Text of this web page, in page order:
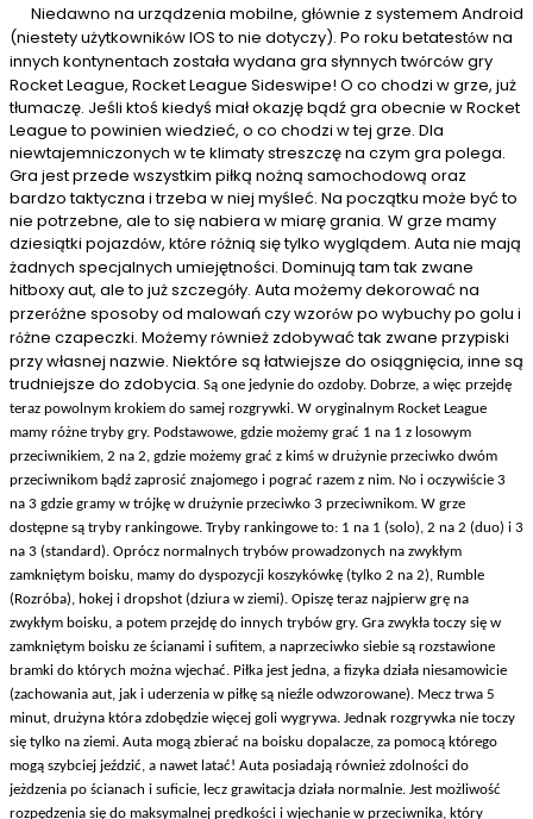
Niedawno na urządzenia mobilne, głównie z systemem Android
(niestety użytkowników IOS to nie dotyczy). Po roku betatestów na
innych kontynentach została wydana gra słynnych twórców gry
Rocket League, Rocket League Sideswipe! O co chodzi w grze, już
tłumaczę. Jeśli ktoś kiedyś miał okazję bądź gra obecnie w Rocket
League to powinien wiedzieć, o co chodzi w tej grze. Dla
niewtajemniczonych w te klimaty streszczę na czym gra polega.
Gra jest przede wszystkim piłką nożną samochodową oraz
bardzo taktyczna i trzeba w niej myśleć. Na początku może być to
nie potrzebne, ale to się nabiera w miarę grania. W grze mamy
dziesiątki pojazdów, które różnią się tylko wyglądem. Auta nie mają
żadnych specjalnych umiejętności. Dominują tam tak zwane
hitboxy aut, ale to już szczegóły. Auta możemy dekorować na
przeróżne sposoby od malowań czy wzorów po wybuchy po golu i
różne czapeczki. Możemy również zdobywać tak zwane przypiski
przy własnej nazwie. Niektóre są łatwiejsze do osiągnięcia, inne są
trudniejsze do zdobycia. Są one jedynie do ozdoby. Dobrze, a więc przejdę
teraz powolnym krokiem do samej rozgrywki. W oryginalnym Rocket League
mamy różne tryby gry. Podstawowe, gdzie możemy grać 1 na 1 z losowym
przeciwnikiem, 2 na 2, gdzie możemy grać z kimś w drużynie przeciwko dwóm
przeciwnikom bądź zaprosić znajomego i pograć razem z nim. No i oczywiście 3
na 3 gdzie gramy w trójkę w drużynie przeciwko 3 przeciwnikom. W grze
dostępne są tryby rankingowe. Tryby rankingowe to: 1 na 1 (solo), 2 na 2 (duo) i 3
na 3 (standard). Oprócz normalnych trybów prowadzonych na zwykłym
zamkniętym boisku, mamy do dyspozycji koszykówkę (tylko 2 na 2), Rumble
(Rozróba), hokej i dropshot (dziura w ziemi). Opiszę teraz najpierw grę na
zwykłym boisku, a potem przejdę do innych trybów gry. Gra zwykła toczy się w
zamkniętym boisku ze ścianami i sufitem, a naprzeciwko siebie są rozstawione
bramki do których można wjechać. Piłka jest jedna, a fizyka działa niesamowicie
(zachowania aut, jak i uderzenia w piłkę są nieźle odwzorowane). Mecz trwa 5
minut, drużyna która zdobędzie więcej goli wygrywa. Jednak rozgrywka nie toczy
się tylko na ziemi. Auta mogą zbierać na boisku dopalacze, za pomocą którego
mogą szybciej jeździć, a nawet latać! Auta posiadają również zdolności do
jeżdzenia po ścianach i suficie, lecz grawitacja działa normalnie. Jest możliwość
rozpędzenia się do maksymalnej prędkości i wjechanie w przeciwnika, który